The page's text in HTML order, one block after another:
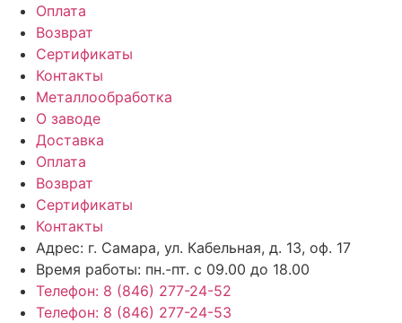
Оплата
Возврат
Сертификаты
Контакты
Металлообработка
О заводе
Доставка
Оплата
Возврат
Сертификаты
Контакты
Адрес: г. Самара, ул. Кабельная, д. 13, оф. 17
Время работы: пн.-пт. с 09.00 до 18.00
Телефон: 8 (846) 277-24-52
Телефон: 8 (846) 277-24-53